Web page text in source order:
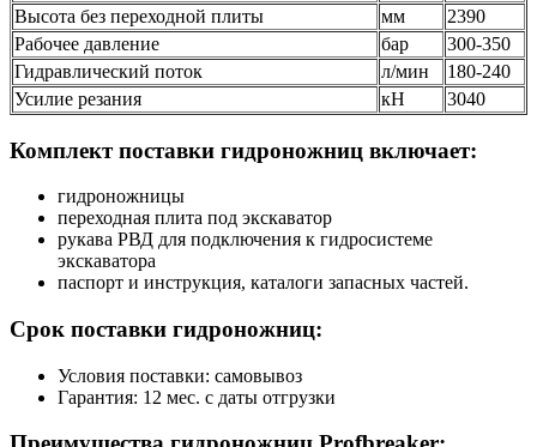
Высота без переходной плиты
мм
2390
Рабочее давление
бар
300-350
Гидравлический поток
л/мин
180-240
Усилие резания
кН 3040
Комплект поставки гидроножниц включает:
гидроножницы
переходная плита под экскаватор
рукава РВД для подключения к гидросистеме
экскаватора
паспорт и инструкция, каталоги запасных частей.
Срок поставки гидроножниц:
Условия поставки: самовывоз
Гарантия: 12 мес. с даты отгрузки